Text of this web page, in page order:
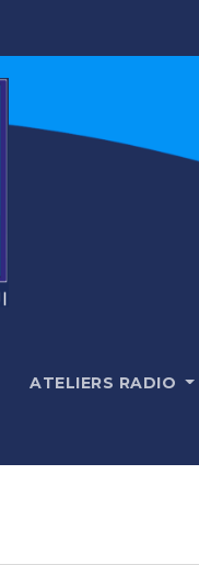
ATELIERS RADIO